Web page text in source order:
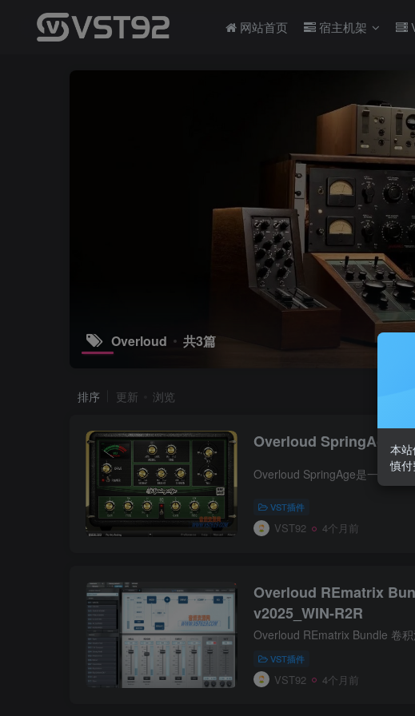
网站首页 宿主机架
Overloud 共3篇
排序 更新 浏览
Overloud SpringAge
VST插件
VST92 4个月前
Overloud REmatrix
v2025_WIN-R2R
VST插件
VST92 4个月前
本
慎付